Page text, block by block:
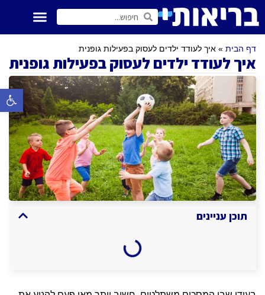
פתח
דף הבית » איך לעודד ילדים לעסוק בפעילות גופנית
איך לעודד ילדים לעסוק בפעילות גופנית
תוכן עניינים